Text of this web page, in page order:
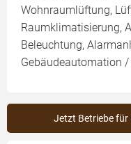
Wohnraumlüftung,
Raumklimatisierung,
Beleuchtung,
Gebäudeautomation
Jetzt Betriebe für